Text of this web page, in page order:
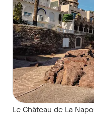
Le Château de La